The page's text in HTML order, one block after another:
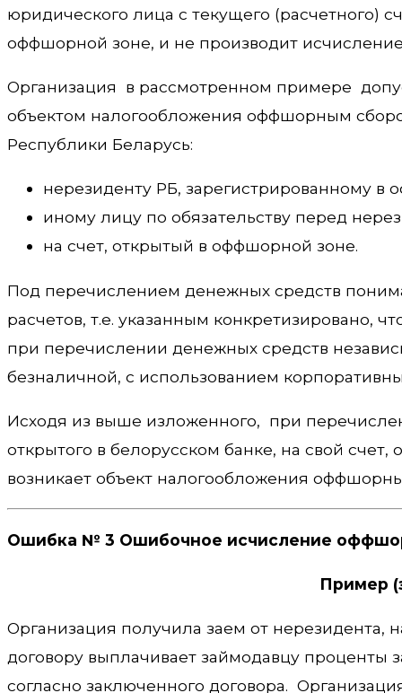
юридического лица с текущего (расчетного)
оффшорной зоне, и не производит
Организация в рассмотренном примере
объектом налогообложения оффшорным
Республики Беларусь:
нерезиденту РБ, зарегистрированному в
иному лицу по обязательству перед
на счет, открытый в оффшорной зоне.
Под перечислением денежных средств
расчетов, т.е. указанным конкретизировано,
при перечислении денежных средств
безналичной, с использованием
Исходя из выше изложенного, при
открытого в белорусском банке, на свой
возникает объект налогообложения
Ошибка № 3 Ошибочное исчисление
Пример
Организация получила заем от
договору выплачивает займодавцу проценты
согласно заключенного договора.